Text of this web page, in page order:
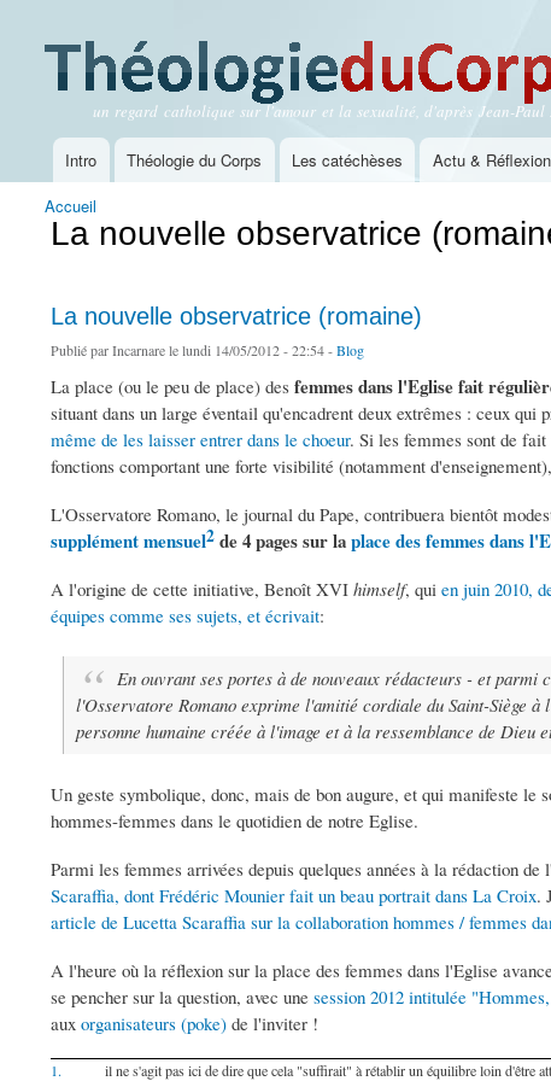
Théologie du Corps
un regard catholique sur l'amour et la sexualité, d'après Jean-Paul
Menu principal
Intro Théologie du Corps Les catéchèses Actu & Réflexion
Vous êtes ici
Accueil
La nouvelle observatrice
La nouvelle observatrice (romaine)
Publié parIncarnarele lundi 14/05/2012 - 22:54 -Blog
La place (ou le peu de place) des femmes dans l'Eglise fait
situant dans un large éventail qu'encadrent deux extrêmes : ceux qui
même de les laisser entrer dans le choeur. Si les femmes sont de fait
fonctions comportant une forte visibilité (notamment
L'Osservatore Romano, le journal du Pape, contribuera bientôt
supplément mensuel2 de 4 pages sur laplace des femmes dans
A l'origine de cette initiative, Benoît XVI himself, qui en juin 2010,
équipes comme ses sujets, et écrivait:
En ouvrant ses portes à de nouveaux rédacteurs - et
l'Osservatore Romano exprime l'amitié cordiale du Saint-Siège à
personne humaine créée à l'image et à la ressemblance de Dieu
Un geste symbolique, donc, mais de bon augure, et qui manifeste le
hommes-femmes dans le quotidien de notre Eglise.
Parmi les femmes arrivées depuis quelques années à la rédaction
Scaraffia, dont Frédéric Mounier fait un beau portrait dans La Croix.
article de Lucetta Scaraffia sur la collaboration hommes / femmes
A l'heure où la réflexion sur la place des femmes dans l'Eglise
se pencher sur la question, avec une session 2012 intitulée
aux organisateurs (poke) de l'inviter !
1. il ne s'agit pas ici de dire que cela "suffirait" à rétablir un équilibre loin d'être